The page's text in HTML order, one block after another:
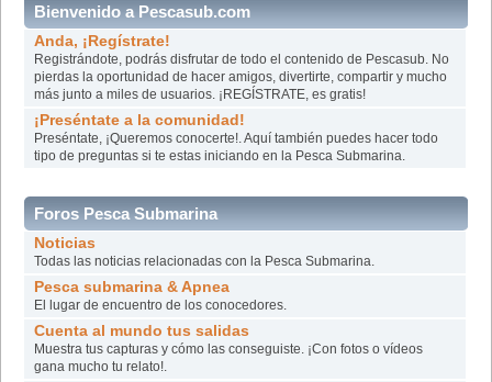
Bienvenido a Pescasub.com
Anda, ¡Regístrate!
Registrándote, podrás disfrutar de todo el contenido de Pescasub. No
pierdas la oportunidad de hacer amigos, divertirte, compartir y mucho
más junto a miles de usuarios. ¡REGÍSTRATE, es gratis!
¡Preséntate a la comunidad!
Preséntate, ¡Queremos conocerte!. Aquí también puedes hacer todo
tipo de preguntas si te estas iniciando en la Pesca Submarina.
Foros Pesca Submarina
Noticias
Todas las noticias relacionadas con la Pesca Submarina.
Pesca submarina & Apnea
El lugar de encuentro de los conocedores.
Cuenta al mundo tus salidas
Muestra tus capturas y cómo las conseguiste. ¡Con fotos o vídeos
gana mucho tu relato!.